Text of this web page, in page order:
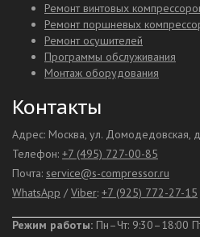
Ремонт винтовых
Ремонт поршневых
Ремонт осушителей
Программы обслуживания
Монтаж оборудования
Контакты
Адрес: Москва, ул. Домодедовская,
Телефон: +7 (495) 727-00-85
Почта: service@s-compressor.ru
WhatsApp / Viber: +7 (925) 772-27-15
Режим работы: Пн–Чт: 9:30–18:00